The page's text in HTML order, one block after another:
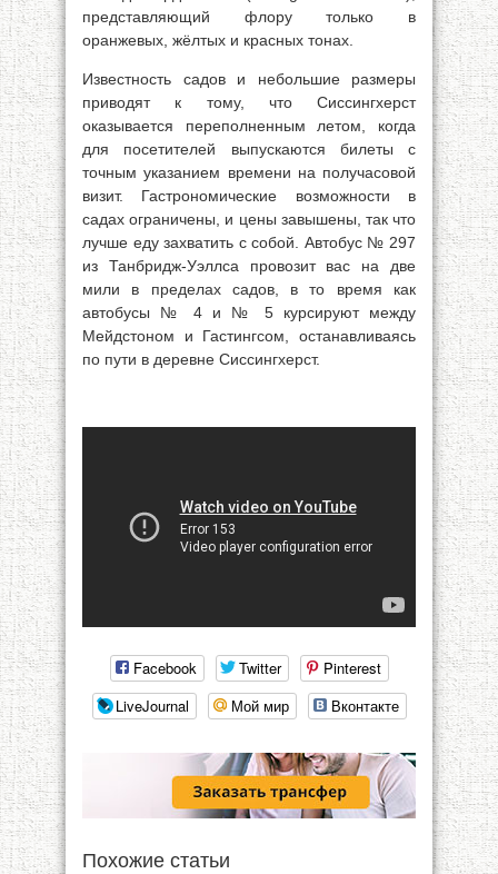
представляющий флору только в
оранжевых, жёлтых и красных тонах.
Известность садов и небольшие размеры
приводят к тому, что Сиссингхерст
оказывается переполненным летом, когда
для посетителей выпускаются билеты с
точным указанием времени на получасовой
визит. Гастрономические возможности в
садах ограничены, и цены завышены, так что
лучше еду захватить с собой. Автобус № 297
из Танбридж-Уэллса провозит вас на две
мили в пределах садов, в то время как
автобусы № 4 и № 5 курсируют между
Мейдстоном и Гастингсом, останавливаясь
по пути в деревне Сиссингхерст.
Facebook Twitter
Pinterest
LiveJournal
Мой мир Вконтакте
Похожие статьи